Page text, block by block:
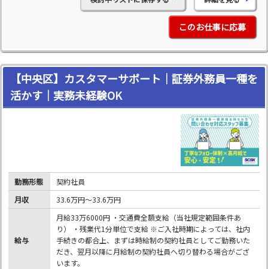
このお仕事に応募
【中央区】カスタマーサポート｜証券外務員一種を
活かす｜実務未経験OK
勤務形態
契約社員
月収
33.6万円～33.6万円
給与
月給33万6000円 ・交通費全額支給（当社規定範囲条件あ
り） ・残業代1分単位で支給 ※ご入社時期によっては、社内
手続きの都合上、まずは時給制の契約社員としてご勤務いた
だき、翌月以降に月給制の契約社員へ切り替わる場合がござ
います。